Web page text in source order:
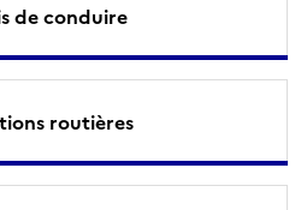
de conduire
routières